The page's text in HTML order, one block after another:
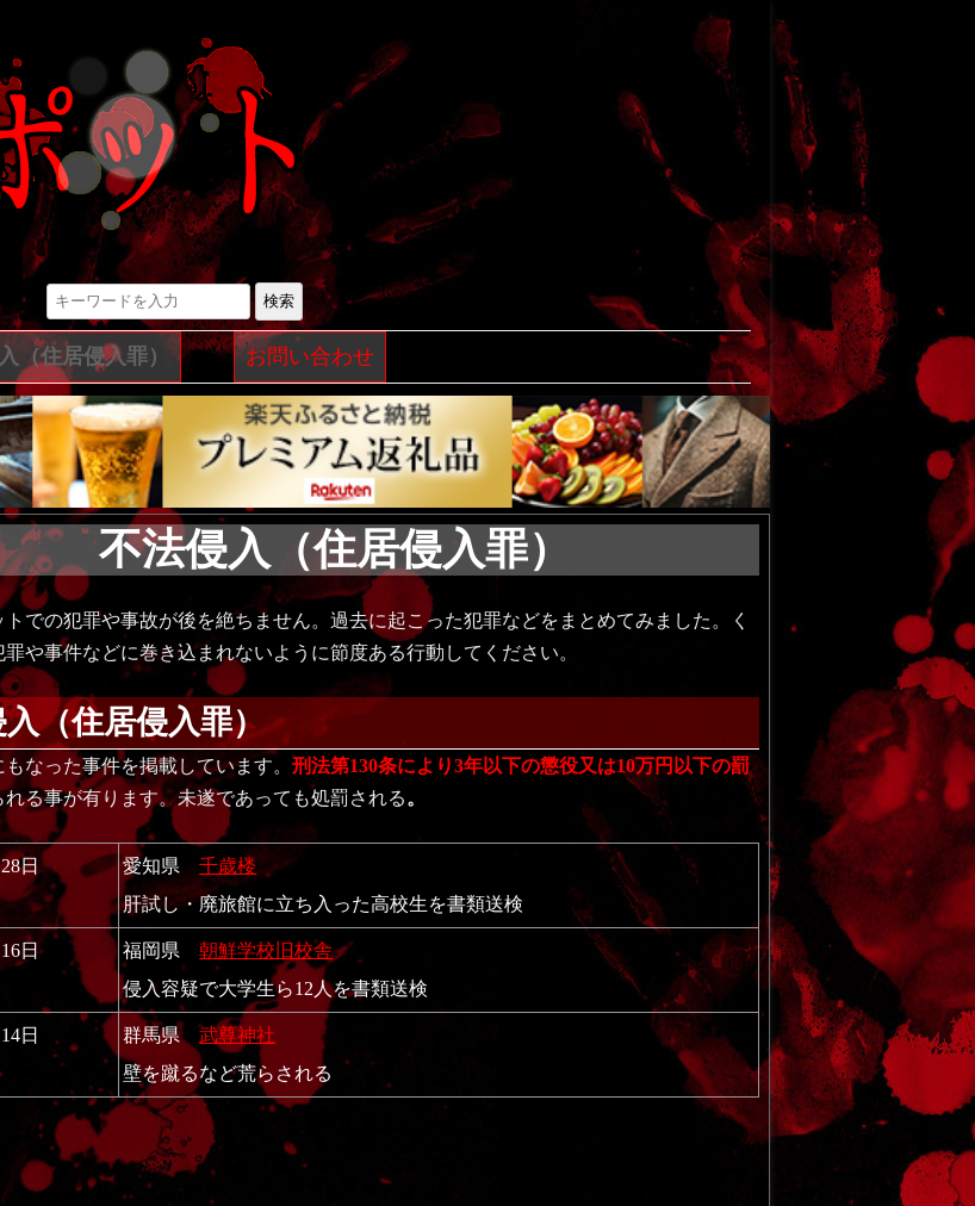
検索
コ
ン
テ
ン
へ
プ
（住居侵入罪） お問い合わせ
不法侵入（住居侵入罪）
での犯罪や事故が後を絶ちません。過去に起こった犯罪などをまとめてみました。く
や事件などに巻き込まれないように節度ある行動してください。
（住居侵入罪）
なった事件を掲載しています。 刑法第130条により3年以下の懲役又は10万円以下の罰
れる事が有ります。未遂であっても処罰される。
日 愛知県千歳楼
肝試し・廃旅館に立ち入った高校生を書類送検
日 福岡県朝鮮学校旧校舎
侵入容疑で大学生ら12人を書類送検
日 群馬県武尊神社
壁を蹴るなど荒らされる